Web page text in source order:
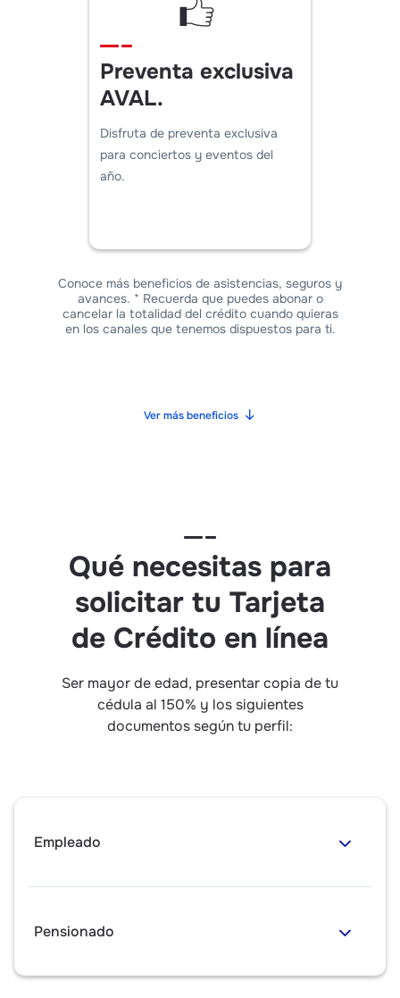
Preventa exclusiva
AVAL.
Disfruta de preventa exclusiva
para conciertos y eventos del
año.
Conoce más beneficios de asistencias, seguros y
avances. * Recuerda que puedes abonar o
cancelar la totalidad del crédito cuando quieras
en los canales que tenemos dispuestos para ti.
Ver más beneficios
Qué necesitas para
solicitar tu Tarjeta
de Crédito en línea
Ser mayor de edad, presentar copia de tu
cédula al 150% y los siguientes
documentos según tu perfil:
Empleado
Pensionado